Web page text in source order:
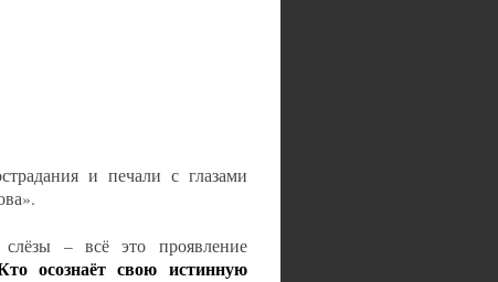
и печали с глазами
слёзы – всё это проявление
осознаёт свою истинную